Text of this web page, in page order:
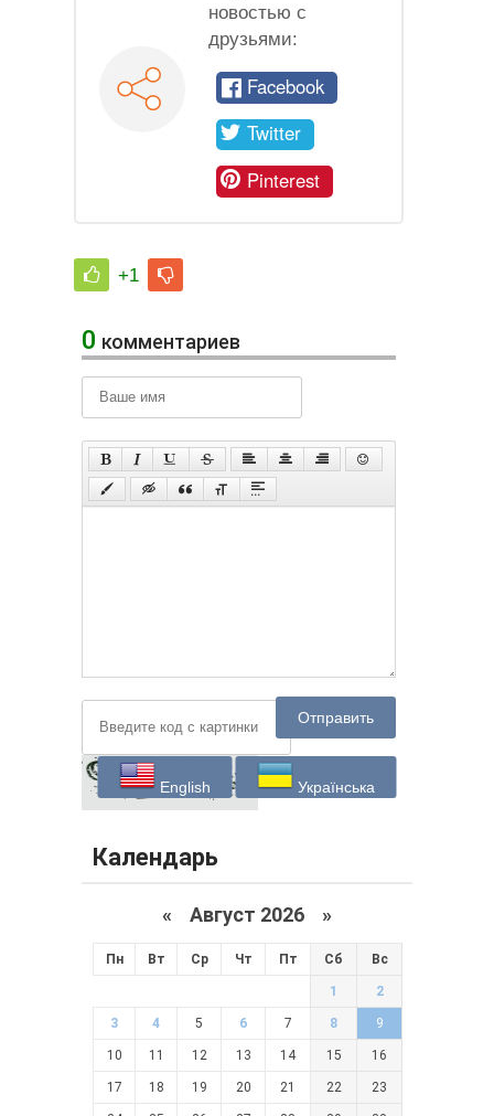
новостью с
друзьями:
Facebook
Twitter
Pinterest
+1
0 комментариев
Отправить
English Українська
Календарь
« Август 2026 »
Пн Вт Ср Чт Пт Сб Вс
1 2
3 4 5 6 7 8 9
10 11 12 13 14 15 16
17 18 19 20 21 22 23